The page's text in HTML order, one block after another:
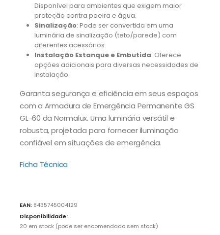
Disponível para ambientes que exigem maior
proteção contra poeira e água.
Sinalização: Pode ser convertida em uma
luminária de sinalização (teto/parede) com
diferentes acessórios.
Instalação Estanque e Embutida: Oferece
opções adicionais para diversas necessidades de
instalação.
Garanta segurança e eficiência em seus espaços
com a Armadura de Emergência Permanente GS
GL-60 da Normalux. Uma luminária versátil e
robusta, projetada para fornecer iluminação
confiável em situações de emergência.
Ficha Técnica
EAN: 8435745004129
Disponibilidade:
20 em stock (pode ser encomendado sem stock)